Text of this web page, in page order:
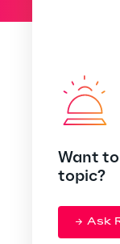
Want
topic?
Ask